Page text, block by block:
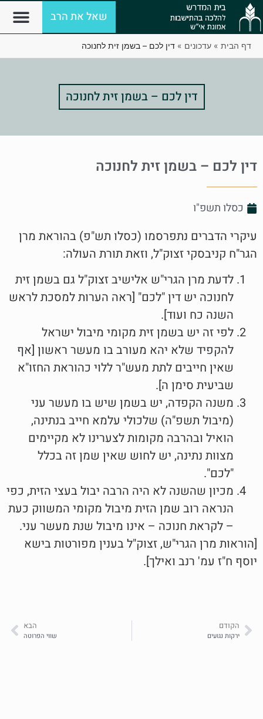
שאל את הרב
דף הבית » עדכונים » דין לכם – בשמן זית לחנוכה
דין לכם – בשמן זית לחנוכה
דין לכם – בשמן זית לחנוכה
כסלו תשפ"ו
עיקרי הדברים נתפרסמו (כסלו תש"פ) בהוראת מרן
הגר"ח קניבסקי זצוק"ל, וזאת תורת העולה:
לדעת מרן הגרי"ש אלישיב זצוק"ל גם בשמן זית
לחנוכה יש דין "לכם" [ראה הערות למסכת לראש
השנה כח ועוד].
לפי זה יש בשמן זית מקומי מיבול ישראל
להקפיד שלא יהא מעורב בו מעשר ראשון [אף
שאין חייבים לתת מעש"ר ללוי כהוראת החזו"א
שביעית סימן ה].
משנה הקפדה, יש בשמן שיש בו מעשר עני
(מיבול תשפ"ה) שלכולי עלמא חייב בנתינה,
הואיל ובהרבה מקומות לצערינו לא מקיימים
מצוות נתינה, יש לחוש שאין שמן זה בכלל
"לכם".
מכיון שהשנה לא היה הרבה יבול בעצי הזית, כפי
הנראה רוב שמן הזית מיבול מקומי המשווק כעת
– לקראת חנוכה – אינו מיבול שנת מעשר עני.
[הוראות מרן הגרי"ש, זצוק"ל בענין מפורטות בישא
יוסף ח"ז עמ' רנב ואילך].
הקודם
ירקות נגועים
הבא
שווי הפרוטה